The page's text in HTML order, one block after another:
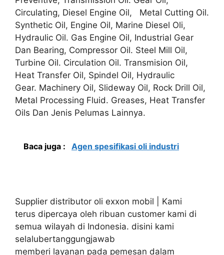
Circulating, Diesel Engine Oil, Metal Cutting Oil.
Synthetic Oil, Engine Oil, Marine Diesel Oli,
Hydraulic Oil. Gas Engine Oil, Industrial Gear
Dan Bearing, Compressor Oil. Steel Mill Oil,
Turbine Oil. Circulation Oil. Transmision Oil,
Heat Transfer Oil, Spindel Oil, Hydraulic
Gear. Machinery Oil, Slideway Oil, Rock Drill Oil,
Metal Processing Fluid. Greases, Heat Transfer
Oils Dan Jenis Pelumas Lainnya.
Baca juga : Agen spesifikasi oli industri
Supplier distributor oli exxon mobil | Kami
terus dipercaya oleh ribuan customer kami di
semua wilayah di Indonesia. disini kami
selalubertanggungjawab
memberi layanan pada pemesan dalam